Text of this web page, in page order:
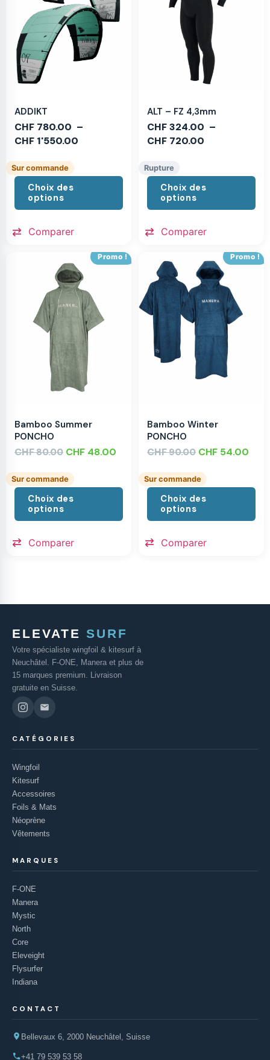
ADDIKT
CHF 780.00 –
CHF 1'550.00
Sur commande
Choix des
options
Comparer
ALT – FZ 4,3mm
CHF324.00 –
CHF 720.00
Rupture
Choix des
options
Comparer
Promo !
Bamboo Summer
PONCHO
CHF80.00 CHF 48.00
Sur commande
Choix des
options
Comparer
Promo !
Bamboo Winter
PONCHO
CHF90.00 CHF 54.00
Sur commande
Choix des
options
Comparer
ELEVATE SURF
Votre spécialiste wingfoil & kitesurf à
Neuchâtel. F-ONE, Manera et plus de
15 marques premium. Livraison
gratuite en Suisse.
CATÉGORIES
Wingfoil
Kitesurf
Accessoires
Foils & Mats
Néoprène
Vêtements
MARQUES
F-ONE
Manera
Mystic
North
Core
Eleveight
Flysurfer
Indiana
CONTACT
Bellevaux 6, 2000 Neuchâtel, Suisse
+41 79 539 53 58